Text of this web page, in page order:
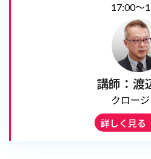
17:00～
講師：渡
クロー
詳しく見る